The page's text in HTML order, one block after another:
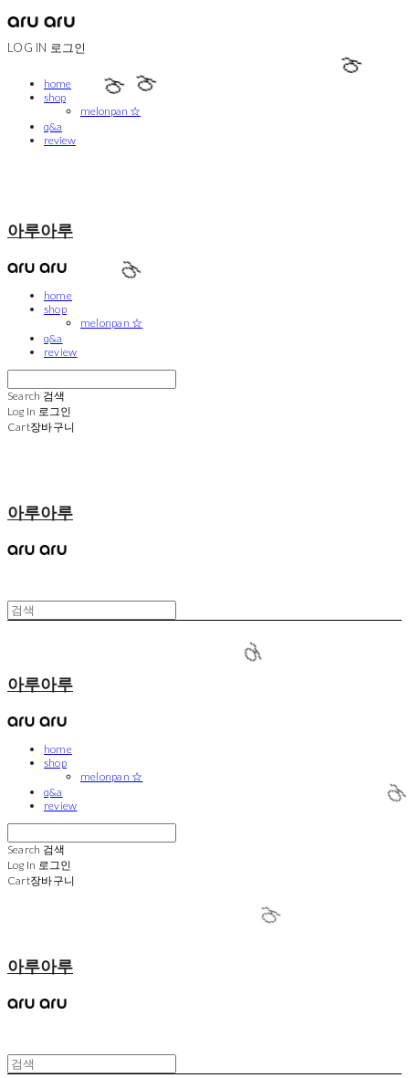
LOG IN 로그인
home
shop
melonpan ☆
q&a
review
아루아루
home
shop
melonpan ☆
q&a
review
Search 검색
Log In 로그인
Cart장바구니
아루아루
아루아루
home
shop
melonpan ☆
q&a
review
Search 검색
Log In 로그인
Cart장바구니
아루아루
🍈
🍈